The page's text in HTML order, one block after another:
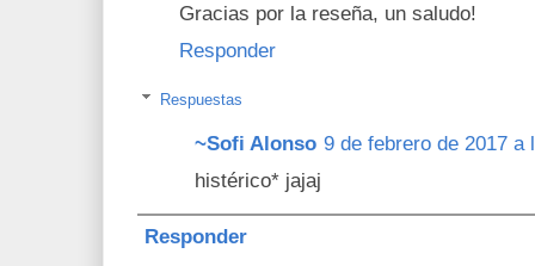
Gracias por la reseña, un saludo!
Responder
Respuestas
~Sofi Alonso 9 de febrero de 2017 a
histérico* jajaj
Responder